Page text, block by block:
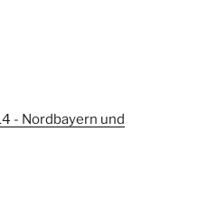
- Nordbayern und